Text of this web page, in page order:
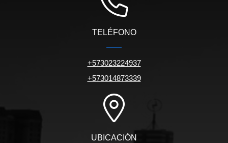
TELÉFONO
+573023224937
+573014873339
UBICACIÓN